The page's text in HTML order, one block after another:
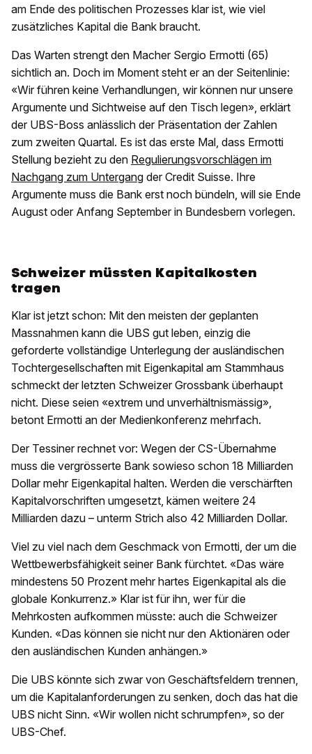
am Ende des politischen Prozesses klar ist, wie viel
zusätzliches Kapital die Bank braucht.
Das Warten strengt den Macher Sergio Ermotti (65)
sichtlich an. Doch im Moment steht er an der Seitenlinie:
«Wir führen keine Verhandlungen, wir können nur unsere
Argumente und Sichtweise auf den Tisch legen», erklärt
der UBS-Boss anlässlich der Präsentation der Zahlen
zum zweiten Quartal. Es ist das erste Mal, dass Ermotti
Stellung bezieht zu den Regulierungsvorschlägen im
Nachgang zum Untergang der Credit Suisse. Ihre
Argumente muss die Bank erst noch bündeln, will sie Ende
August oder Anfang September in Bundesbern vorlegen.
Schweizer müssten Kapitalkosten
tragen
Klar ist jetzt schon: Mit den meisten der geplanten
Massnahmen kann die UBS gut leben, einzig die
geforderte vollständige Unterlegung der ausländischen
Tochtergesellschaften mit Eigenkapital am Stammhaus
schmeckt der letzten Schweizer Grossbank überhaupt
nicht. Diese seien «extrem und unverhältnismässig»,
betont Ermotti an der Medienkonferenz mehrfach.
Der Tessiner rechnet vor: Wegen der CS-Übernahme
muss die vergrösserte Bank sowieso schon 18 Milliarden
Dollar mehr Eigenkapital halten. Werden die verschärften
Kapitalvorschriften umgesetzt, kämen weitere 24
Milliarden dazu – unterm Strich also 42 Milliarden Dollar.
Viel zu viel nach dem Geschmack von Ermotti, der um die
Wettbewerbsfähigkeit seiner Bank fürchtet. «Das wäre
mindestens 50 Prozent mehr hartes Eigenkapital als die
globale Konkurrenz.» Klar ist für ihn, wer für die
Mehrkosten aufkommen müsste: auch die Schweizer
Kunden. «Das können sie nicht nur den Aktionären oder
den ausländischen Kunden anhängen.»
Die UBS könnte sich zwar von Geschäftsfeldern trennen,
um die Kapitalanforderungen zu senken, doch das hat die
UBS nicht Sinn. «Wir wollen nicht schrumpfen», so der
UBS-Chef.